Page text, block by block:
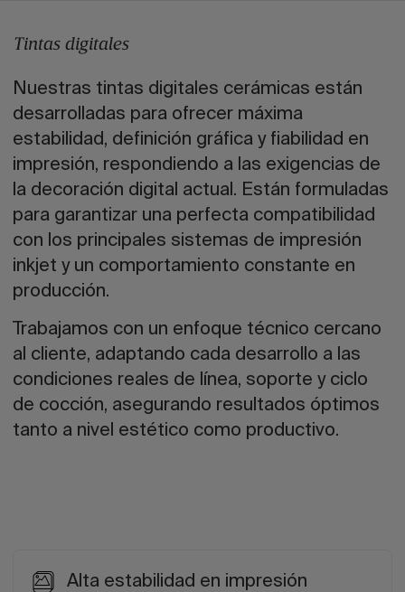
Tintas digitales
Nuestras tintas digitales cerámicas están
desarrolladas para ofrecer máxima
estabilidad, definición gráfica y fiabilidad en
impresión, respondiendo a las exigencias de
la decoración digital actual. Están formuladas
para garantizar una perfecta compatibilidad
con los principales sistemas de impresión
inkjet y un comportamiento constante en
producción.
Trabajamos con un enfoque técnico cercano
al cliente, adaptando cada desarrollo a las
condiciones reales de línea, soporte y ciclo
de cocción, asegurando resultados óptimos
tanto a nivel estético como productivo.
Alta estabilidad en impresión